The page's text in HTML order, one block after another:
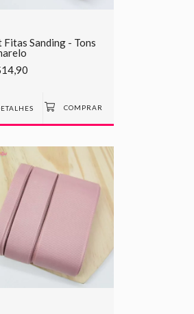
Fitas Sanding - Tons